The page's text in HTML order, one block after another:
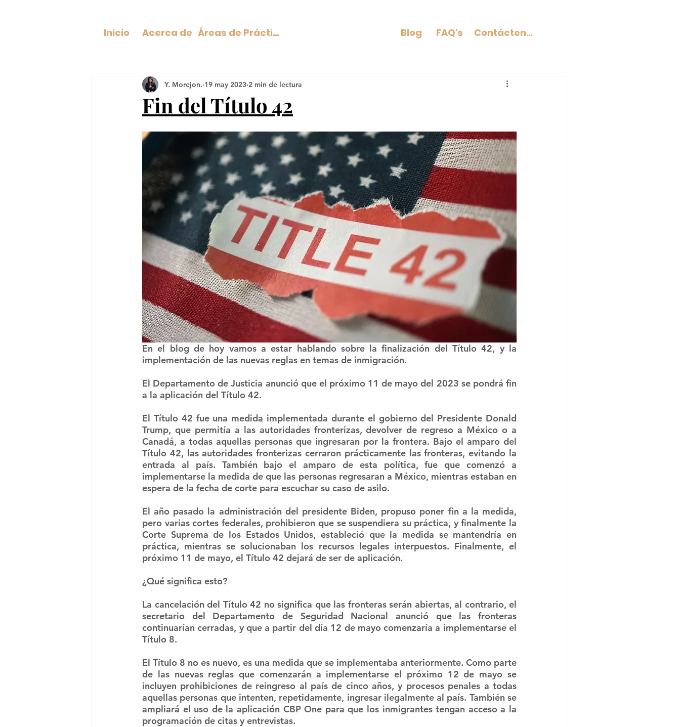
Inicio Acerca de Áreas de Práctica Blog FAQ's Contáctenos
Fin del Título 42
Y. Morejon. 19 may 2023 2 min de lectura
En el blog de hoy vamos a estar hablando sobre la finalización del Título 42, y la
implementación de las nuevas reglas en temas de inmigración.
El Departamento de Justicia anunció que el próximo 11 de mayo del 2023 se pondrá fin
a la aplicación del Título 42.
El Título 42 fue una medida implementada durante el gobierno del Presidente Donald
Trump, que permitía a las autoridades fronterizas, devolver de regreso a México o a
Canadá, a todas aquellas personas que ingresaran por la frontera. Bajo el amparo del
Título 42, las autoridades fronterizas cerraron prácticamente las fronteras, evitando la
entrada al país. También bajo el amparo de esta política, fue que comenzó a
implementarse la medida de que las personas regresaran a México, mientras estaban en
espera de la fecha de corte para escuchar su caso de asilo.
El año pasado la administración del presidente Biden, propuso poner fin a la medida,
pero varias cortes federales, prohibieron que se suspendiera su práctica, y finalmente la
Corte Suprema de los Estados Unidos, estableció que la medida se mantendría en
práctica, mientras se solucionaban los recursos legales interpuestos. Finalmente, el
próximo 11 de mayo, el Título 42 dejará de ser de aplicación.
¿Qué significa esto?
La cancelación del Título 42 no significa que las fronteras serán abiertas, al contrario, el
secretario del Departamento de Seguridad Nacional anunció que las fronteras
continuarían cerradas, y que a partir del día 12 de mayo comenzaría a implementarse el
Título 8.
El Título 8 no es nuevo, es una medida que se implementaba anteriormente. Como parte
de las nuevas reglas que comenzarán a implementarse el próximo 12 de mayo se
incluyen prohibiciones de reingreso al país de cinco años, y procesos penales a todas
aquellas personas que intenten, repetidamente, ingresar ilegalmente al país. También se
ampliará el uso de la aplicación CBP One para que los inmigrantes tengan acceso a la
programación de citas y entrevistas.